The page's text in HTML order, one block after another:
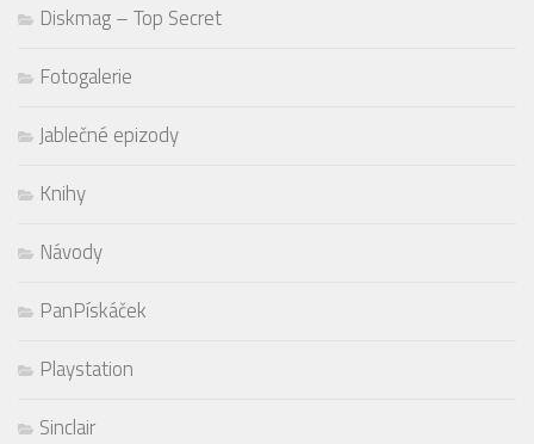
Diskmag – Top Secret
Fotogalerie
Jablečné epizody
Knihy
Návody
PanPískáček
Playstation
Sinclair